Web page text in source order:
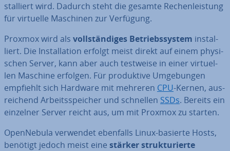
stal­liert wird. Dadurch steht die gesamte Re­chen­leis­tung
für virtuelle Maschinen zur Verfügung.
Proxmox wird als voll­stän­di­ges Be­triebs­sys­tem in­stal­
liert. Die In­stal­la­ti­on erfolgt meist direkt auf einem phy­si­
schen Server, kann aber auch testweise in einer vir­tu­el­
len Maschine erfolgen. Für pro­duk­ti­ve Um­ge­bun­gen
empfiehlt sich Hardware mit mehreren CPU-Kernen, aus­
rei­chend Ar­beits­spei­cher und schnellen SSDs. Bereits ein
einzelner Server reicht aus, um mit Proxmox zu starten.
Open­Ne­bu­la verwendet ebenfalls Linux-basierte Hosts,
benötigt jedoch meist eine stärker struk­tu­rier­te